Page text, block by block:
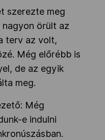
szerezte meg
nagyon örült az
terv az volt,
Még előrébb is
de az egyik
meg.
Még
e indulni